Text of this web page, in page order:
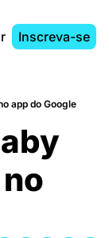
Inscreva-se
app do Google